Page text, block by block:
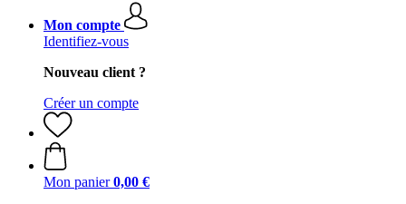
Mon compte
Identifiez-vous
Nouveau client ?
Créer un compte
Mon panier 0,00 €